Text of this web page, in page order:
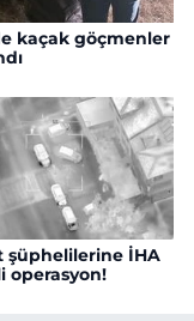
kaçak göçmenler
şüphelilerine İHA
operasyon!